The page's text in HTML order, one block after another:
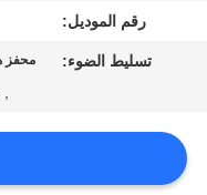
أخبار
حالات
رقم الموديل:
تسليط الضوء:
,